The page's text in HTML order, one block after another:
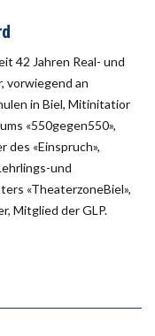
42 Jahren Real- und
vorwiegend an
in Biel, Mitinitatior
«550gegen550»,
des «Einspruch»,
und
«TheaterzoneBiel»,
Mitglied der GLP.